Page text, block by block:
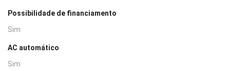
Possibilidade de financiamento
Sim
AC automático
Sim